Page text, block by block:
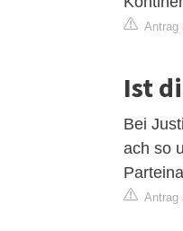
Antrag
Ist
Bei
ach so
Antrag